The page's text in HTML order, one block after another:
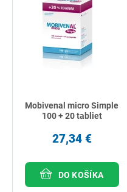
Mobivenal micro Simple
100 + 20 tabliet
27,34 €
DO KOŠÍKA